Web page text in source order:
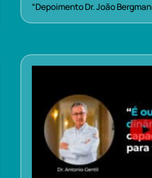
“Depoimento Dr. João